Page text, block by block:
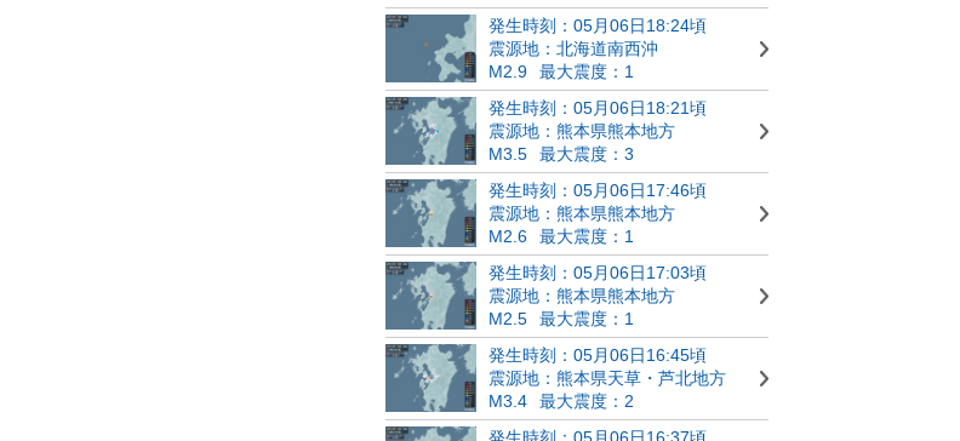
発生時刻：05月06日18:24頃
震源地：北海道南西沖
M2.9
最大震度：1
発生時刻：05月06日18:21頃
震源地：熊本県熊本地方
M3.5
最大震度：3
発生時刻：05月06日17:46頃
震源地：熊本県熊本地方
M2.6
最大震度：1
発生時刻：05月06日17:03頃
震源地：熊本県熊本地方
M2.5
最大震度：1
発生時刻：05月06日16:45頃
震源地：熊本県天草・芦北地方
M3.4
最大震度：2
発生時刻：05月06日16:37頃